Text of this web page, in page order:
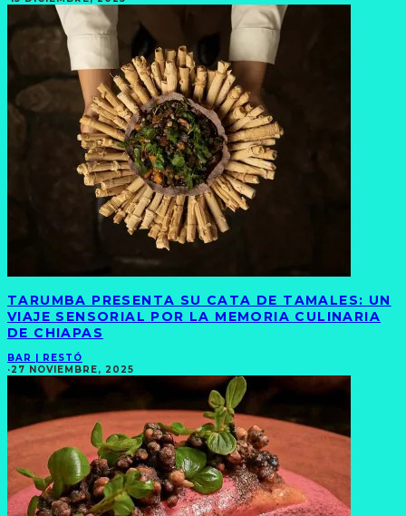
TARUMBA PRESENTA SU CATA DE TAMALES: UN
VIAJE SENSORIAL POR LA MEMORIA CULINARIA
DE CHIAPAS
BAR | RESTÓ
·27 NOVIEMBRE, 2025